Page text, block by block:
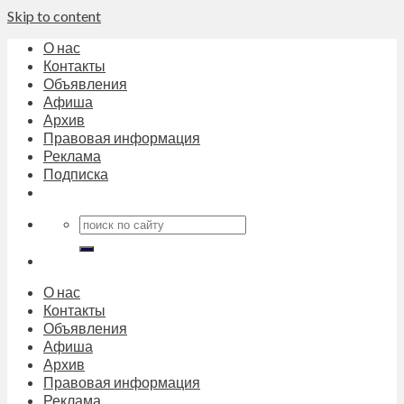
Skip to content
О нас
Контакты
Объявления
Афиша
Архив
Правовая информация
Реклама
Подписка
О нас
Контакты
Объявления
Афиша
Архив
Правовая информация
Реклама